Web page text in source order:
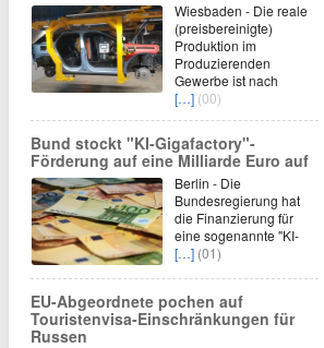
Wiesbaden - Die reale
(preisbereinigte)
Produktion im
Produzierenden
Gewerbe ist nach
[…] (00)
Bund stockt "KI-Gigafactory"-
Förderung auf eine Milliarde Euro auf
Berlin - Die
Bundesregierung hat
die Finanzierung für
eine sogenannte "KI-
[…] (01)
EU-Abgeordnete pochen auf
Touristenvisa-Einschränkungen für
Russen